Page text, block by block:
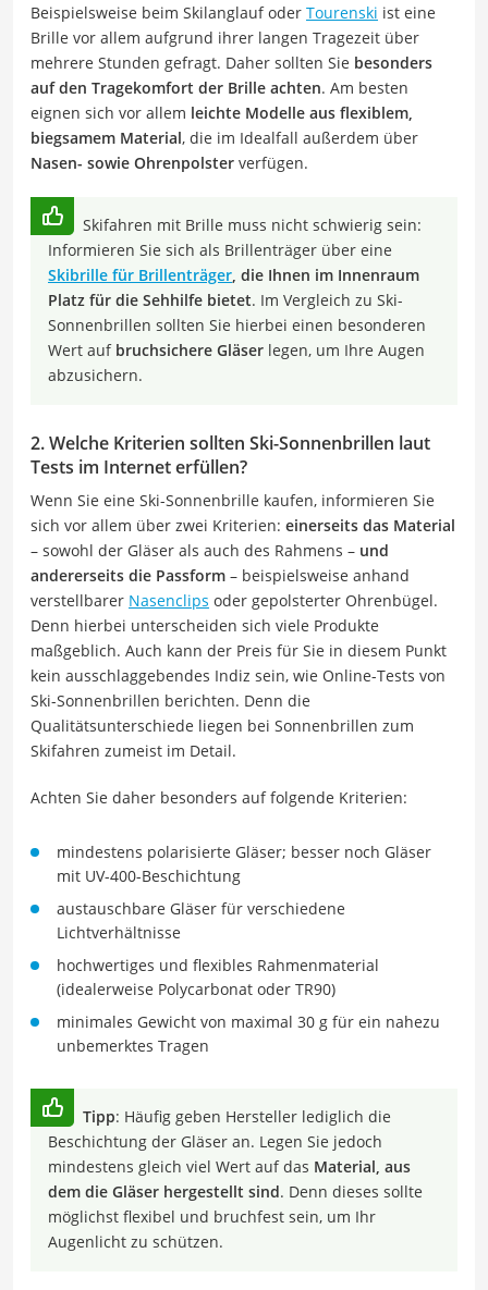
Beispielsweise beim Skilanglauf oder Tourenski ist eine
Brille vor allem aufgrund ihrer langen Tragezeit über
mehrere Stunden gefragt. Daher sollten Sie besonders
auf den Tragekomfort der Brille achten. Am besten
eignen sich vor allem leichte Modelle aus flexiblem,
biegsamem Material, die im Idealfall außerdem über
Nasen- sowie Ohrenpolster verfügen.
Skifahren mit Brille muss nicht schwierig sein:
Informieren Sie sich als Brillenträger über eine
Skibrille für Brillenträger , die Ihnen im Innenraum
Platz für die Sehhilfe bietet. Im Vergleich zu Ski-
Sonnenbrillen sollten Sie hierbei einen besonderen
Wert auf bruchsichere Gläser legen, um Ihre Augen
abzusichern.
2. Welche Kriterien sollten Ski-Sonnenbrillen laut
Tests im Internet erfüllen?
Wenn Sie eine Ski-Sonnenbrille kaufen, informieren Sie
sich vor allem über zwei Kriterien: einerseits das Material
– sowohl der Gläser als auch des Rahmens – und
andererseits die Passform – beispielsweise anhand
verstellbarer Nasenclips oder gepolsterter Ohrenbügel.
Denn hierbei unterscheiden sich viele Produkte
maßgeblich. Auch kann der Preis für Sie in diesem Punkt
kein ausschlaggebendes Indiz sein, wie Online-Tests von
Ski-Sonnenbrillen berichten. Denn die
Qualitätsunterschiede liegen bei Sonnenbrillen zum
Skifahren zumeist im Detail.
Achten Sie daher besonders auf folgende Kriterien:
mindestens polarisierte Gläser; besser noch Gläser
mit UV-400-Beschichtung
austauschbare Gläser für verschiedene
Lichtverhältnisse
hochwertiges und flexibles Rahmenmaterial
(idealerweise Polycarbonat oder TR90)
minimales Gewicht von maximal 30 g für ein nahezu
unbemerktes Tragen
Tipp: Häufig geben Hersteller lediglich die
Beschichtung der Gläser an. Legen Sie jedoch
mindestens gleich viel Wert auf das Material, aus
dem die Gläser hergestellt sind. Denn dieses sollte
möglichst flexibel und bruchfest sein, um Ihr
Augenlicht zu schützen.